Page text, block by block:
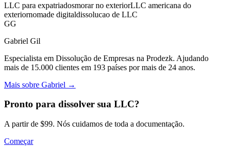
LLC para expatriadosmorar no exteriorLLC americana do
exteriornomade digitaldissolucao de LLC
GG
Gabriel Gil
Especialista em Dissolução de Empresas na Prodezk. Ajudando
mais de 15.000 clientes em 193 países por mais de 24 anos.
Mais sobre Gabriel →
Pronto para dissolver sua LLC?
A partir de $99. Nós cuidamos de toda a documentação.
Começar